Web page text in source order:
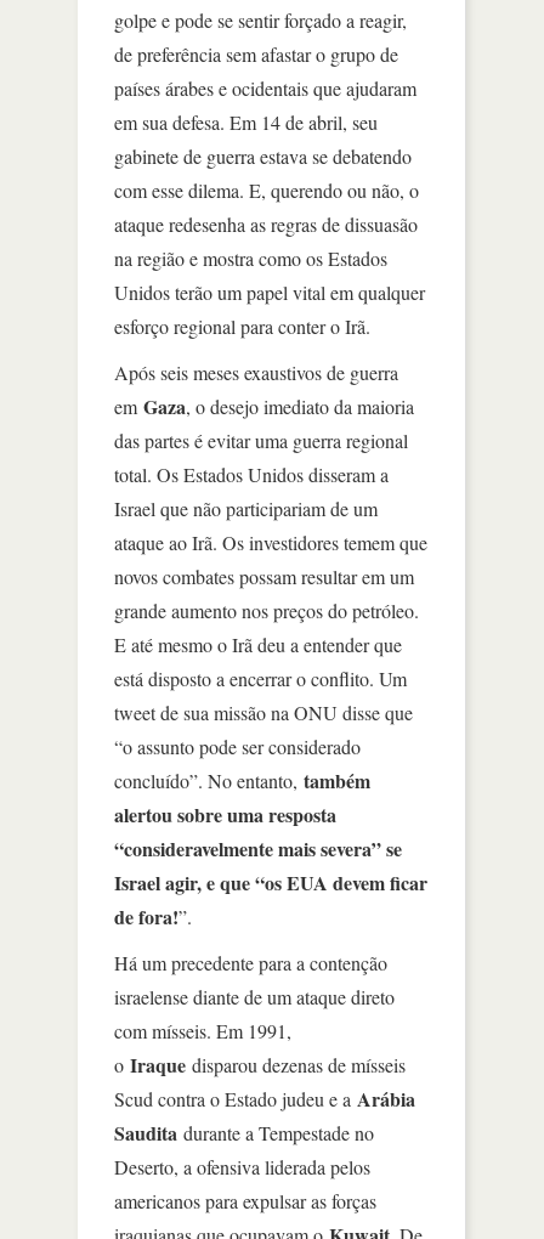
golpe e pode se sentir forçado a reagir,
de preferência sem afastar o grupo de
países árabes e ocidentais que ajudaram
em sua defesa. Em 14 de abril, seu
gabinete de guerra estava se debatendo
com esse dilema. E, querendo ou não, o
ataque redesenha as regras de dissuasão
na região e mostra como os Estados
Unidos terão um papel vital em qualquer
esforço regional para conter o Irã.
Após seis meses exaustivos de guerra
em Gaza, o desejo imediato da maioria
das partes é evitar uma guerra regional
total. Os Estados Unidos disseram a
Israel que não participariam de um
ataque ao Irã. Os investidores temem que
novos combates possam resultar em um
grande aumento nos preços do petróleo.
E até mesmo o Irã deu a entender que
está disposto a encerrar o conflito. Um
tweet de sua missão na ONU disse que
“o assunto pode ser considerado
concluído”. No entanto, também
alertou sobre uma resposta
“consideravelmente mais severa” se
Israel agir, e que “os EUA devem ficar
de fora!”.
Há um precedente para a contenção
israelense diante de um ataque direto
com mísseis. Em 1991,
o Iraque disparou dezenas de mísseis
Scud contra o Estado judeu e a Arábia
Saudita durante a Tempestade no
Deserto, a ofensiva liderada pelos
americanos para expulsar as forças